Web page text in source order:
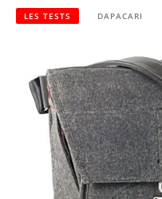
LES TESTS DAPACARI